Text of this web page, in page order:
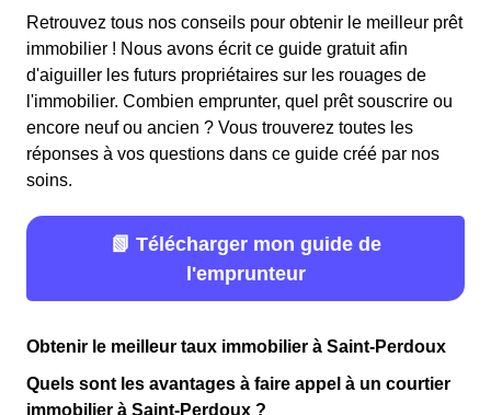
Retrouvez tous nos conseils pour obtenir le meilleur prêt
immobilier ! Nous avons écrit ce guide gratuit afin
d'aiguiller les futurs propriétaires sur les rouages de
l'immobilier. Combien emprunter, quel prêt souscrire ou
encore neuf ou ancien ? Vous trouverez toutes les
réponses à vos questions dans ce guide créé par nos
soins.
📗 Télécharger mon guide de
l'emprunteur
Obtenir le meilleur taux immobilier à Saint-Perdoux
Quels sont les avantages à faire appel à un courtier
immobilier à Saint-Perdoux ?